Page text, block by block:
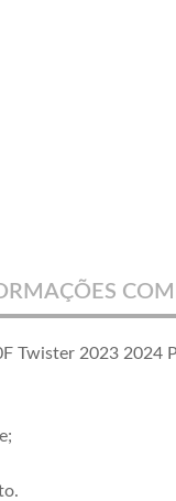
Twister 2023 2024